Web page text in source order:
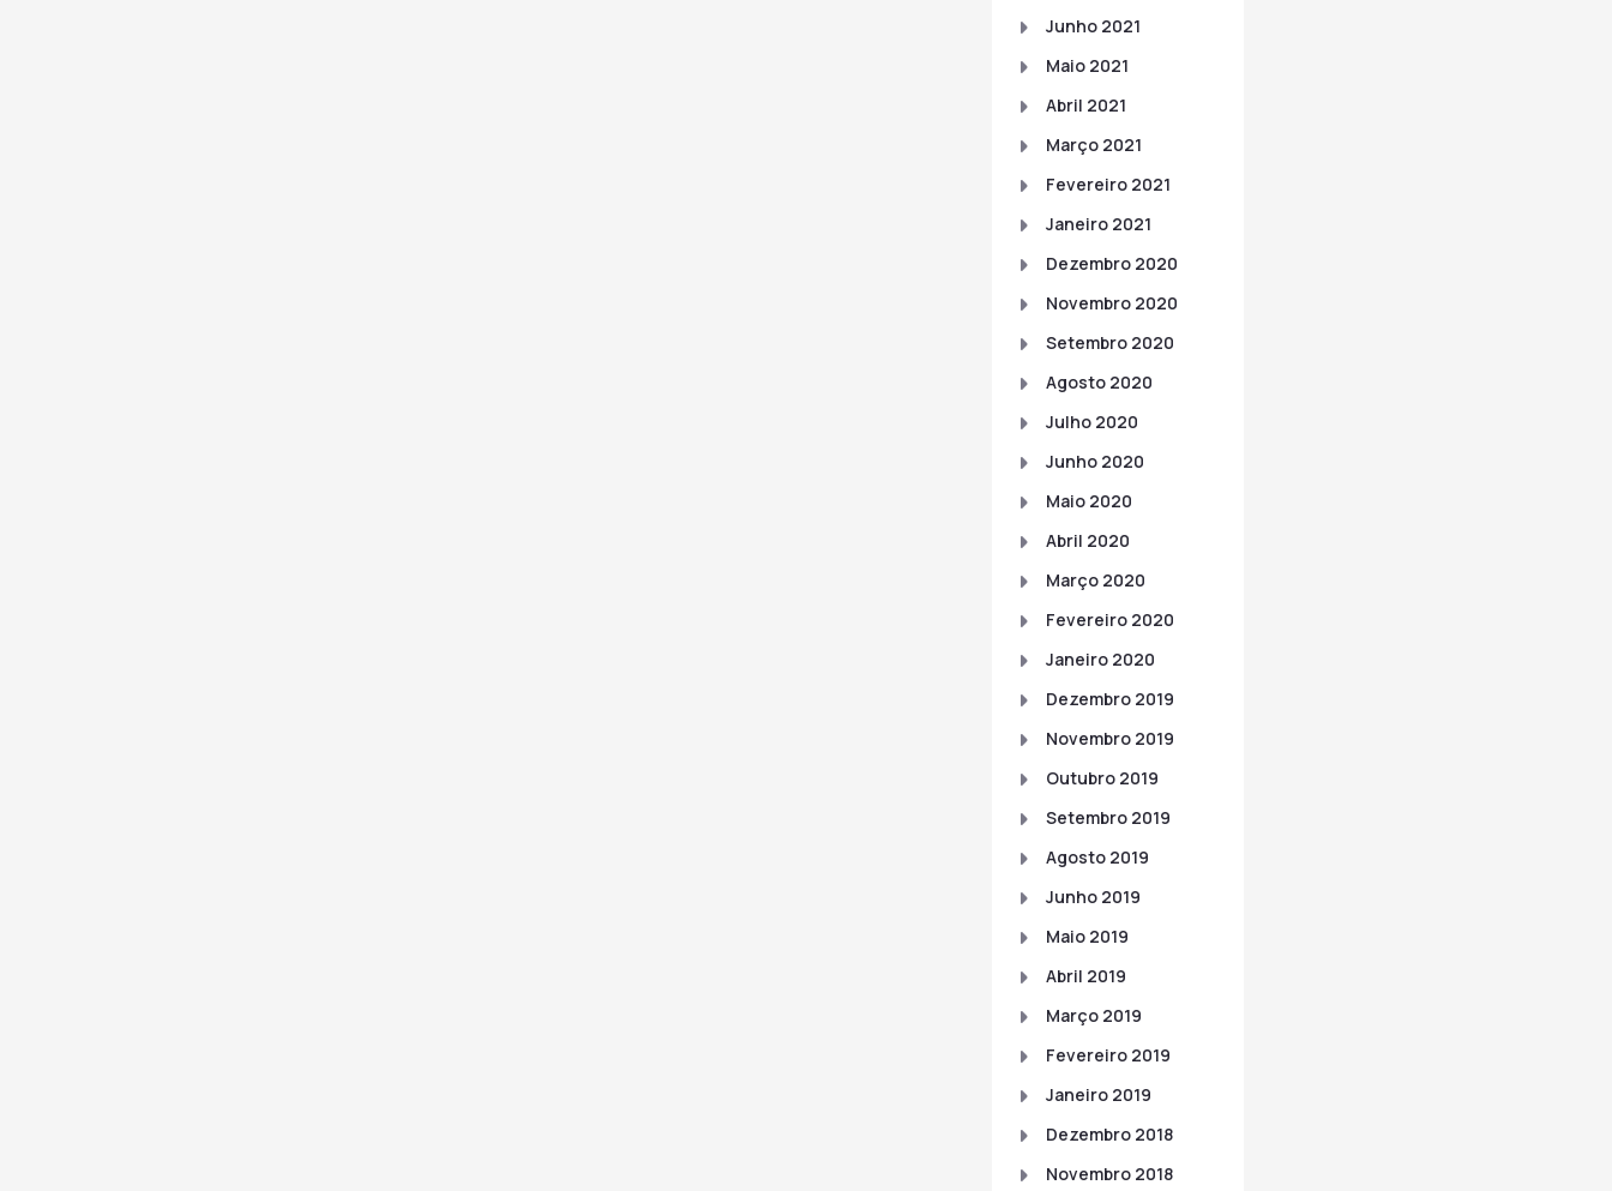
Junho 2021
Maio 2021
Abril 2021
Março 2021
Fevereiro 2021
Janeiro 2021
Dezembro 2020
Novembro 2020
Setembro 2020
Agosto 2020
Julho 2020
Junho 2020
Maio 2020
Abril 2020
Março 2020
Fevereiro 2020
Janeiro 2020
Dezembro 2019
Novembro 2019
Outubro 2019
Setembro 2019
Agosto 2019
Junho 2019
Maio 2019
Abril 2019
Março 2019
Fevereiro 2019
Janeiro 2019
Dezembro 2018
Novembro 2018